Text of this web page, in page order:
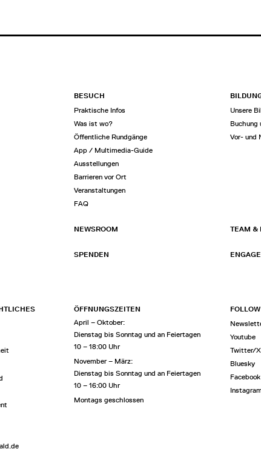
BESUCH
Praktische Infos
Was ist wo?
Öffentliche Rundgänge
App / Multimedia-Guide
Ausstellungen
Barrieren vor Ort
Veranstaltungen
FAQ
Unsere
Buchung
Vor- und
NEWSROOM TEAM &
SPENDEN
ÖFFNUNGSZEITEN
April – Oktober:
Dienstag bis Sonntag und an Feiertagen
10 – 18:00 Uhr
November – März:
Dienstag bis Sonntag und an Feiertagen
10 – 16:00 Uhr
Montags geschlossen
Youtube
Twitter/X
Bluesky
Facebook